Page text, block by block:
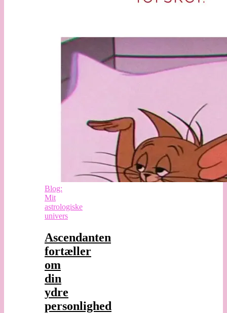
Blog:
Mit
astrologiske
univers
Ascendanten
fortæller
om
din
ydre
personlighed